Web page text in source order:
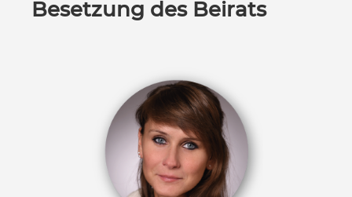
Besetzung des Beirats